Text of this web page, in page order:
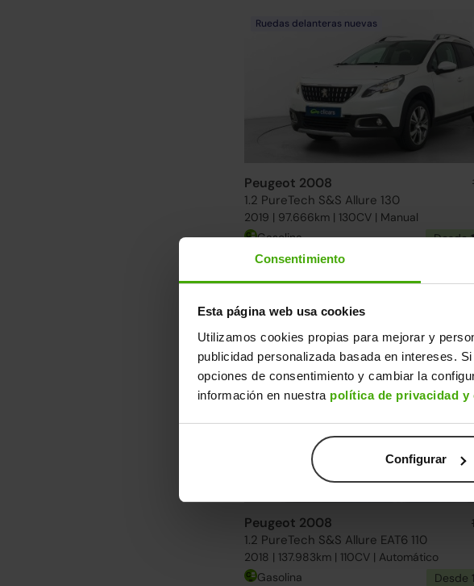
Consentimiento
Esta página web usa cookies
Utilizamos cookies propias para mejorar y
publicidad personalizada basada en intereses.
opciones de consentimiento y cambiar la
información en nuestra política de privacidad y
Configurar
Ruedas delanteras nuevas
Peugeot 2008
1.2 PureTech S&S Allure 130
2019 | 97.666km | 130CV | Manual
Gasolina Desde
Ver más Peugeot 2008
Ruedas delanteras nuevas
Peugeot 2008
1.2 PureTech S&S Allure EAT6 110
2018 | 137.983km | 110CV | Automático
Gasolina Desde